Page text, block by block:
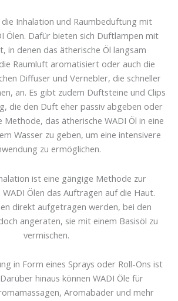
Inhalation und Raumbeduftung mit
Ölen. Dafür bieten sich Duftlampen mit
in denen das ätherische Öl langsam
Raumluft aromatisiert oder auch die
Diffuser und Vernebler, die schneller
an. Es gibt zudem Duftsteine und Clips
die den Duft eher passiv abgeben oder
Methode, das ätherische WADI Öl in eine
Wasser zu geben, um eine intensivere
zu ermöglichen.
ist eine gängige Methode zur
Ölen das Auftragen auf die Haut.
direkt aufgetragen werden, bei den
angeraten, sie mit einem Basisöl zu
vermischen.
in Form eines Sprays oder Roll-Ons ist
hinaus können WADI Öle für
Aromabäder und mehr